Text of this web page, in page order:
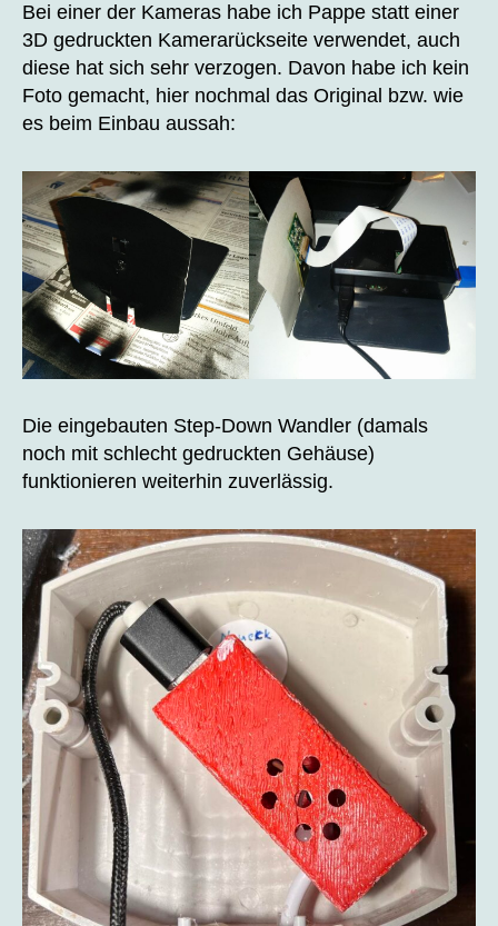
Bei einer der Kameras habe ich Pappe statt einer
3D gedruckten Kamerarückseite verwendet, auch
diese hat sich sehr verzogen. Davon habe ich kein
Foto gemacht, hier nochmal das Original bzw. wie
es beim Einbau aussah:
Die eingebauten Step-Down Wandler (damals
noch mit schlecht gedruckten Gehäuse)
funktionieren weiterhin zuverlässig.